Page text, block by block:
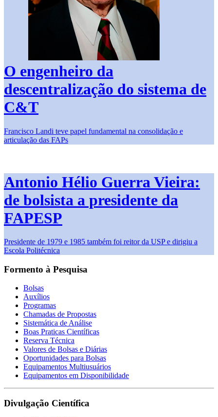
O engenheiro da
descentralização do sistema de
C&T
Francisco Landi teve papel fundamental na consolidação e
articulação das FAPs
Antonio Hélio Guerra Vieira:
de bolsista a presidente da
FAPESP
Presidente de 1979 e 1985 também foi reitor da USP e dirigiu a
Escola Politécnica
Formento à Pesquisa
Bolsas
Auxílios
Programas
Chamadas de Propostas
Sistemática de Análise
Boas Praticas Científicas
Reserva Técnica
Valores de Bolsas e Diárias
Oportunidades para Bolsas
Equipamentos Multiusuários
Equipamentos em Disponibilidade
Divulgação Científica